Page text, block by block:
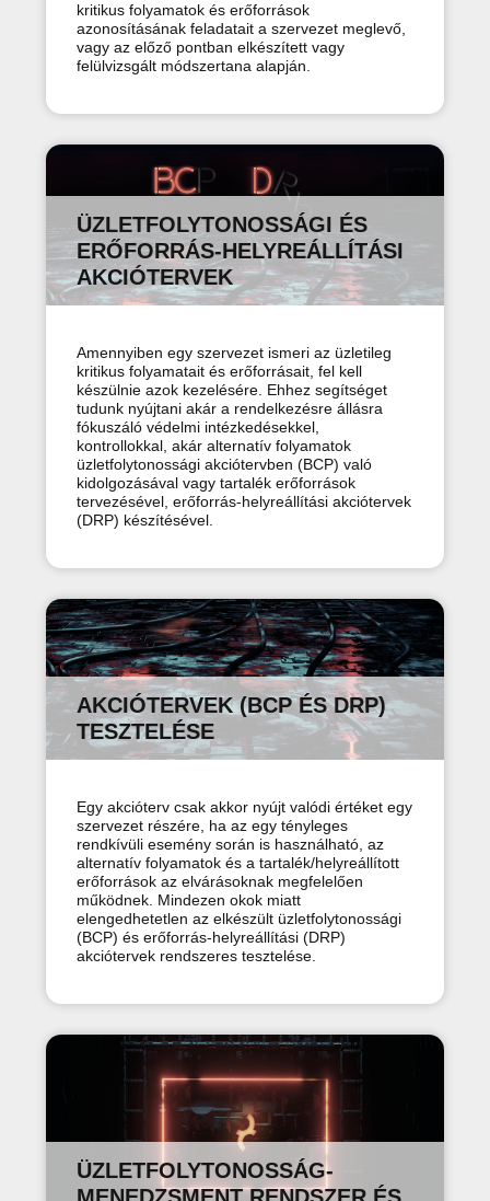
kritikus folyamatok és erőforrások
azonosításának feladatait a szervezet meglevő,
vagy az előző pontban elkészített vagy
felülvizsgált módszertana alapján.
ÜZLETFOLYTONOSSÁGI ÉS
ERŐFORRÁS-HELYREÁLLÍTÁSI
AKCIÓTERVEK
Amennyiben egy szervezet ismeri az üzletileg
kritikus folyamatait és erőforrásait, fel kell
készülnie azok kezelésére. Ehhez segítséget
tudunk nyújtani akár a rendelkezésre állásra
fókuszáló védelmi intézkedésekkel,
kontrollokkal, akár alternatív folyamatok
üzletfolytonossági akciótervben (BCP) való
kidolgozásával vagy tartalék erőforrások
tervezésével, erőforrás-helyreállítási akciótervek
(DRP) készítésével.
AKCIÓTERVEK (BCP ÉS DRP)
TESZTELÉSE
Egy akcióterv csak akkor nyújt valódi értéket egy
szervezet részére, ha az egy tényleges
rendkívüli esemény során is használható, az
alternatív folyamatok és a tartalék/helyreállított
erőforrások az elvárásoknak megfelelően
működnek. Mindezen okok miatt
elengedhetetlen az elkészült üzletfolytonossági
(BCP) és erőforrás-helyreállítási (DRP)
akciótervek rendszeres tesztelése.
ÜZLETFOLYTONOSSÁG-
MENEDZSMENT RENDSZER ÉS